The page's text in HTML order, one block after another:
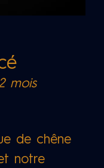
mois
de chêne
notre